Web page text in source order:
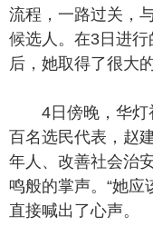
流程，一路过关，
候选人。在3日进
后，她取得了很大
4日傍晚，华
百名选民代表，赵
年人、改善社会治
鸣般的掌声。“她应
直接喊出了心声。